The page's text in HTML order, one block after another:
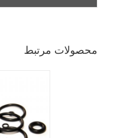
محصولات مرتبط